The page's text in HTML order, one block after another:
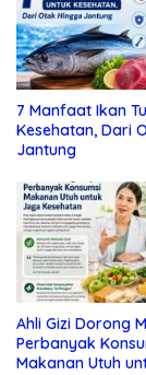
7 Manfaat Ikan
Kesehatan, Dari
Jantung
Ahli Gizi Dorong
Perbanyak
Makanan Utuh